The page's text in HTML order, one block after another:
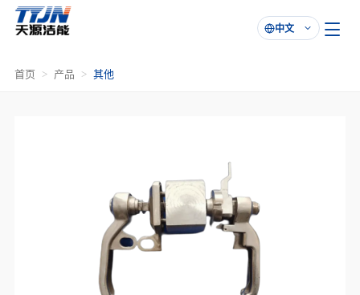

中文
首页 产品 其他